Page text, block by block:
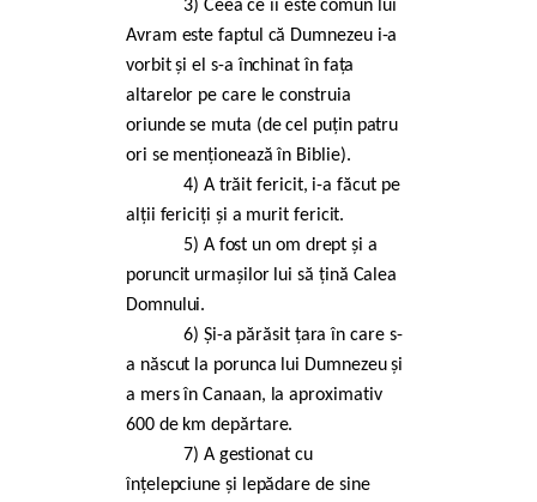
3) Ceea ce îi este comun lui
Avram este faptul că Dumnezeu i-a
vorbit și el s-a închinat în fața
altarelor pe care le construia
oriunde se muta (de cel puțin patru
ori se menționează în Biblie).
4) A trăit fericit, i-a făcut pe
alții fericiți și a murit fericit.
5) A fost un om drept și a
poruncit urmașilor lui să țină Calea
Domnului.
6) Și-a părăsit țara în care s-
a născut la porunca lui Dumnezeu și
a mers în Canaan, la aproximativ
600 de km depărtare.
7) A gestionat cu
înțelepciune și lepădare de sine